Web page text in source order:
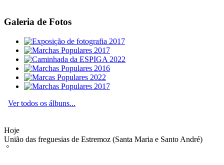
Galeria de Fotos
Ver todos os álbuns...
Hoje
União das freguesias de Estremoz (Santa Maria e Santo André)
°